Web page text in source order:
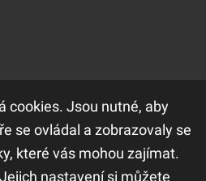
cookies. Jsou nutné, aby
se ovládal a zobrazovaly se
které vás mohou zajímat.
nastavení si můžete